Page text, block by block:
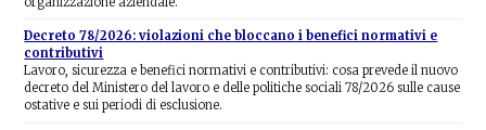
Decreto 78/2026: violazioni che bloccano i benefici normativi e
contributivi
Lavoro, sicurezza e benefici normativi e contributivi: cosa prevede il nuovo
decreto del Ministero del lavoro e delle politiche sociali 78/2026 sulle cause
ostative e sui periodi di esclusione.